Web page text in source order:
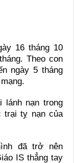
16 tháng 10
Theo con
ngày 5 tháng
lánh nạn trong
trại tỵ nạn của
đã trở nên
IS thẳng tay